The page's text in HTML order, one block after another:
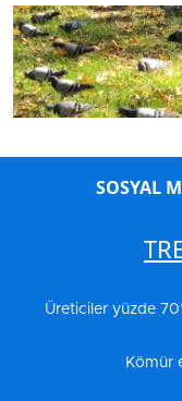
SOSYAL
Üreticiler yüzde
Kömür